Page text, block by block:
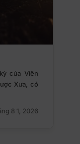
của Viên
Xưa, có
8 1, 2026